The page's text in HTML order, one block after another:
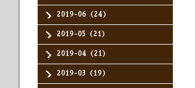
2019-06（24）
2019-05（21）
2019-04（21）
2019-03（19）